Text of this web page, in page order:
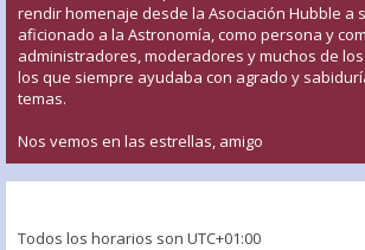
rendir homenaje desde la Asociación Hubble a
aficionado a la Astronomía, como persona y
administradores, moderadores y muchos de
los que siempre ayudaba con agrado y
temas.
Nos vemos en las estrellas, amigo
Todos los horarios son UTC+01:00